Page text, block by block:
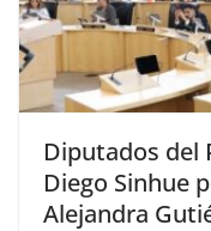
Diputados del
Diego Sinhue
Alejandra